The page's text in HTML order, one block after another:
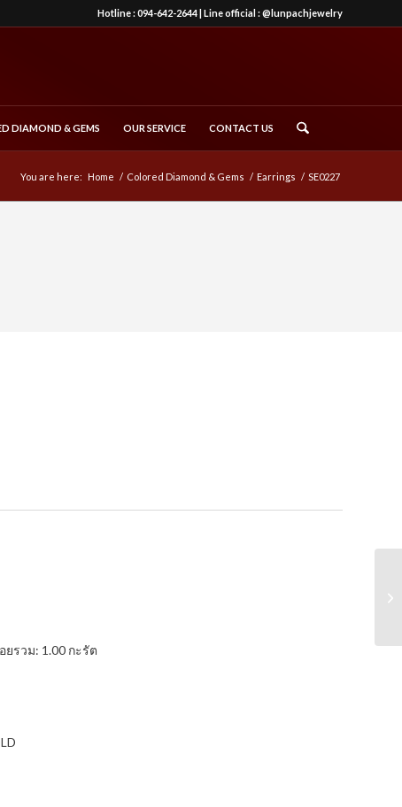
Hotline :094-642-2644| Line official :@lunpachjewelry
DIAMOND & GEMS OUR SERVICE CONTACT US
You are here: Home / Colored Diamond & Gems / Earrings / SE0227
รวม: 1.00 กะรัต